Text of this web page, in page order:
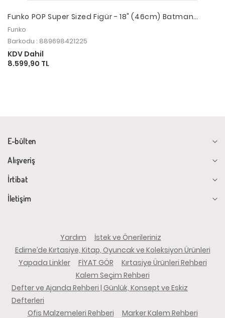
Funko POP Super Sized Figür - 18" (46cm) Batman
Limited Edition
Funko
Barkodu : 889698421225
KDV Dahil
8.599,90 TL
E-bülten
Alışveriş
İrtibat
İletişim
Yardım
İstek ve Önerileriniz
Edirne’de Kırtasiye, Kitap, Oyuncak ve Koleksiyon Ürünleri
Yapada Linkler
FİYAT GÖR
Kırtasiye Ürünleri Rehberi
Kalem Seçim Rehberi
Defter ve Ajanda Rehberi | Günlük, Konsept ve Eskiz
Defterleri
Ofis Malzemeleri Rehberi
Marker Kalem Rehberi